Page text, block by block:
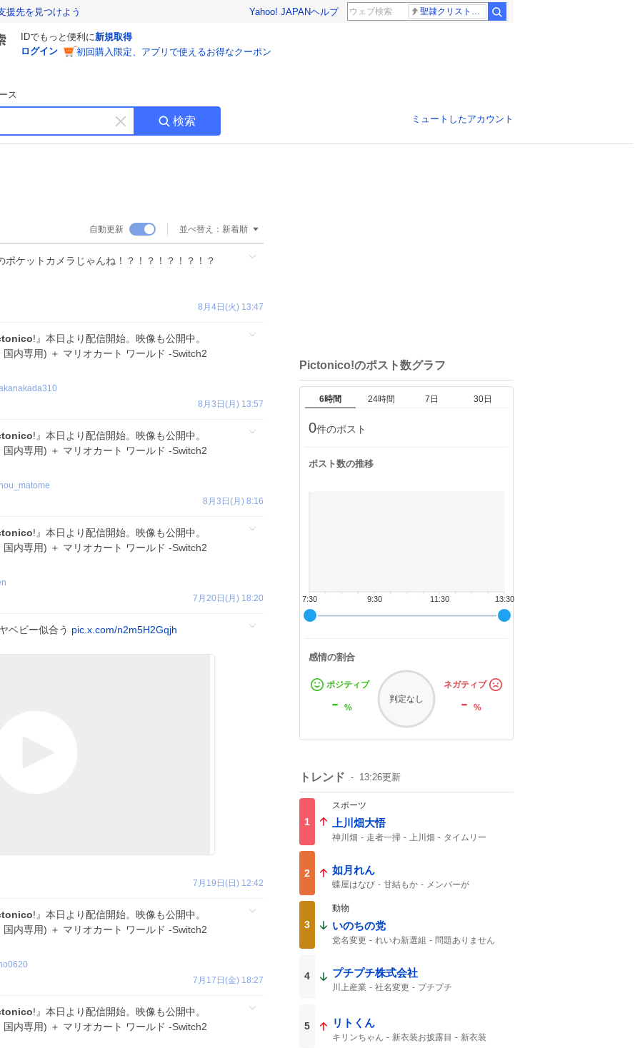
援先を見つけよう Yahoo! JAPANヘルプ 聖隷クリストファー高校
IDでもっと便利に新規取得
ログイン
初回購入限定、アプリで使えるお得なクーポン
ス
キ
ー
す
検索 ミュートしたアカウント
自動更新 並べ替え： 新着順
ポケットカメラじゃんね！？！？！？！？！？
8月4日(火) 13:47
!』本日より配信開始。映像も公開中。
国内専用) ＋ マリオカート ワールド -Switch2
8月3日(月) 13:57
!』本日より配信開始。映像も公開中。
国内専用) ＋ マリオカート ワールド -Switch2
8月3日(月) 8:16
!』本日より配信開始。映像も公開中。
国内専用) ＋ マリオカート ワールド -Switch2
7月20日(月) 18:20
ベビー似合う pic.x.com/n2m5H2Gqjh
7月19日(日) 12:42
!』本日より配信開始。映像も公開中。
国内専用) ＋ マリオカート ワールド -Switch2
7月17日(金) 18:27
!』本日より配信開始。映像も公開中。
国内専用) ＋ マリオカート ワールド -Switch2
Pictonico!のポスト数グラフ
6時間 24時間 7日 30日
0件のポスト
ポスト数の推移
13:30
11:30
9:30
7:30
感情の割合
ポジティブ
- %
判定なし
ネガティブ
-%
トレンド 13:26更新
1
スポーツ
上川畑大悟
神川畑 走者一掃 上川畑
タイムリー
2 如月れん
蝶屋はなび 甘結もか
メンバーが
3
動物
いのちの党
党名変更 れいわ新選組
問題ありません
4 プチプチ株式会社
川上産業 社名変更 プチプチ
5 リトくん
キリンちゃん 新衣装お披露目 新衣装